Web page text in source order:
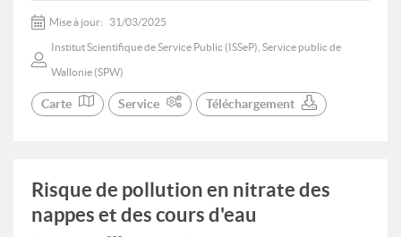
Mise à jour: 31/03/2025
Institut Scientifique de Service Public (ISSeP), Service public de
Wallonie (SPW)
Carte Service Téléchargement
Risque de pollution en nitrate des
nappes et des cours d'eau